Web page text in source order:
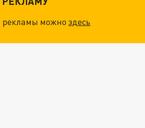
рекламы можноздесь